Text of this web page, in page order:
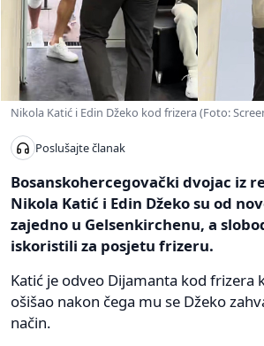
Nikola Katić i Edin Džeko kod frizera (Foto:
Poslušajte članak
Bosanskohercegovački dvojac iz
Nikola Katić i Edin Džeko su od
zajedno u Gelsenkirchenu, a
iskoristili za posjetu frizeru.
Katić je odveo Dijamanta kod frizera
ošišao nakon čega mu se Džeko
način.